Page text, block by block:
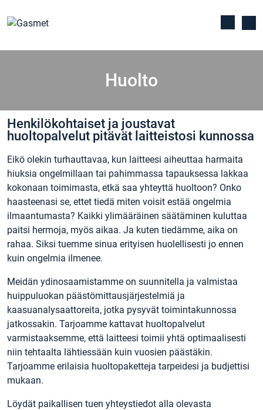
Huolto
Henkilökohtaiset ja joustavat
huoltopalvelut pitävät laitteistosi kunnossa
Eikö olekin turhauttavaa, kun laitteesi aiheuttaa harmaita
hiuksia ongelmillaan tai pahimmassa tapauksessa lakkaa
kokonaan toimimasta, etkä saa yhteyttä huoltoon? Onko
haasteenasi se, ettet tiedä miten voisit estää ongelmia
ilmaantumasta? Kaikki ylimääräinen säätäminen kuluttaa
paitsi hermoja, myös aikaa. Ja kuten tiedämme, aika on
rahaa. Siksi tuemme sinua erityisen huolellisesti jo ennen
kuin ongelmia ilmenee.
Meidän ydinosaamistamme on suunnitella ja valmistaa
huippuluokan päästömittausjärjestelmiä ja
kaasuanalysaattoreita, jotka pysyvät toimintakunnossa
jatkossakin. Tarjoamme kattavat huoltopalvelut
varmistaaksemme, että laitteesi toimii yhtä optimaalisesti
niin tehtaalta lähtiessään kuin vuosien päästäkin.
Tarjoamme erilaisia ​​huoltopaketteja tarpeidesi ja budjettisi
mukaan.
Löydät paikallisen tuen yhteystiedot alla olevasta